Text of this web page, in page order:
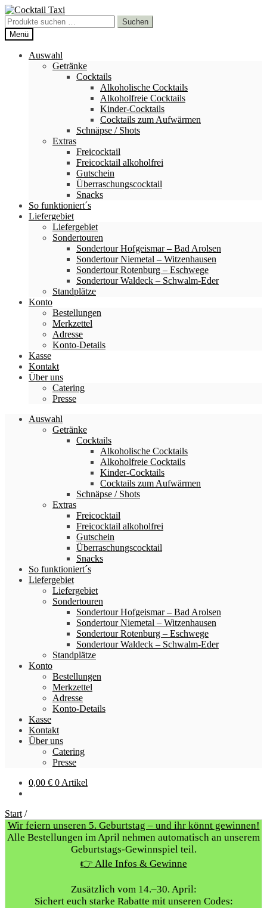
Zur
Navigation
springen
Zum
Inhalt
springen
Suchen
nach:
Suchen
Menü
Auswahl
Getränke
Cocktails
Alkoholische Cocktails
Alkoholfreie Cocktails
Kinder-Cocktails
Cocktails zum Aufwärmen
Schnäpse / Shots
Extras
Freicocktail
Freicocktail alkoholfrei
Gutschein
Überraschungscocktail
Snacks
So funktioniert´s
Liefergebiet
Liefergebiet
Sondertouren
Sondertour Hofgeismar – Bad Arolsen
Sondertour Niemetal – Witzenhausen
Sondertour Rotenburg – Eschwege
Sondertour Waldeck – Schwalm-Eder
Standplätze
Konto
Bestellungen
Merkzettel
Adresse
Konto-Details
Kasse
Kontakt
Über uns
Catering
Presse
Auswahl
Getränke
Cocktails
Alkoholische Cocktails
Alkoholfreie Cocktails
Kinder-Cocktails
Cocktails zum Aufwärmen
Schnäpse / Shots
Extras
Freicocktail
Freicocktail alkoholfrei
Gutschein
Überraschungscocktail
Snacks
So funktioniert´s
Liefergebiet
Liefergebiet
Sondertouren
Sondertour Hofgeismar – Bad Arolsen
Sondertour Niemetal – Witzenhausen
Sondertour Rotenburg – Eschwege
Sondertour Waldeck – Schwalm-Eder
Standplätze
Konto
Bestellungen
Merkzettel
Adresse
Konto-Details
Kasse
Kontakt
Über uns
Catering
Presse
0,00 € 0 Artikel
Start /
Wir feiern unseren 5. Geburtstag – und ihr könnt gewinnen!
Alle Bestellungen im April nehmen automatisch an unserem
Geburtstags-Gewinnspiel teil.
👉 Alle Infos & Gewinne
Zusätzlich vom 14.–30. April:
Sichert euch starke Rabatte mit unseren Codes: